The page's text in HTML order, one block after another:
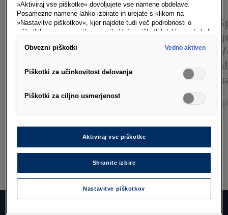
Vse informacije si lahko
»Aktiviraj vse piškotke« dovoljujete vse namene obdelave.
Posamezne namene lahko izbirate in urejate s klikom na
»Nastavitve piškotkov«, kjer najdete tudi več podrobnosti o
piškotkih in posameznih namenih. Več o piškotkih lahko kadarkoli
privolitve.
Obvezni piškotki Vedno aktiven
Piškotki za učinkovitost delovanja
Piškotki za ciljno usmerjenost
Aktiviraj vse piškotke
Shranite izbire
Nastavitve piškotkov